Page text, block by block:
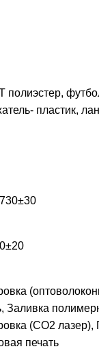
полиэстер,
пластик,
Заливка
(CO2
печать